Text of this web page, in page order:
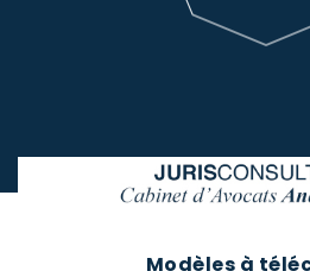
Modèles à